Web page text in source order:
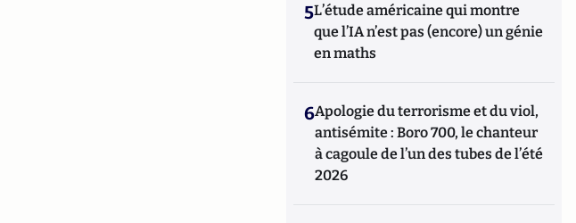
5L’étude américaine qui montre
que l’IA n’est pas (encore) un génie
en maths
6Apologie du terrorisme et du viol,
antisémite : Boro 700, le chanteur
à cagoule de l’un des tubes de l’été
2026